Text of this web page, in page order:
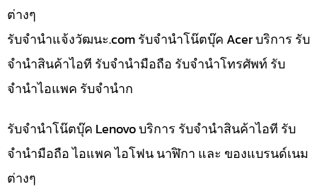
ต่างๆ
รับจํานําแจ้งวัฒนะ.com รับจำนำโน๊ตบุ๊ค Acer บริการ รับ
จำนำสินค้าไอที รับจำนำมือถือ รับจำนำโทรศัพท์ รับ
จำนำไอแพค รับจำนำก
รับจำนำโน๊ตบุ๊ค Lenovo บริการ รับจำนำสินค้าไอที รับ
จำนำมือถือ ไอแพค ไอโฟน นาฬิกา และ ของแบรนด์เนม
ต่างๆ